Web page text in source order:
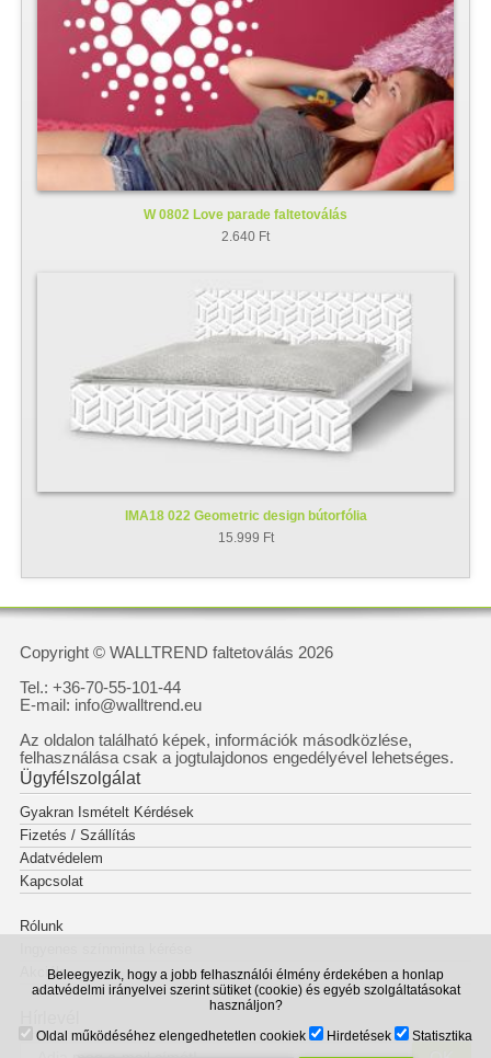
Beleegyezik, hogy a jobb felhasználói élmény érdekében a honlap
adatvédelmi irányelvei szerint sütiket (cookie) és egyéb szolgáltatásokat
használjon?
Oldal működéséhez elengedhetetlen cookiek
Hirdetések Statisztika
W 0802 Love parade faltetoválás
2.640 Ft
IMA18 022 Geometric design bútorfólia
15.999 Ft
Copyright © WALLTREND faltetoválás 2026
Tel.: +36-70-55-101-44
E-mail: info@walltrend.eu
Az oldalon található képek, információk másodközlése,
felhasználása csak a jogtulajdonos engedélyével lehetséges.
Ügyfélszolgálat
Gyakran Ismételt Kérdések
Fizetés / Szállítás
Adatvédelem
Kapcsolat
Rólunk
Akciók